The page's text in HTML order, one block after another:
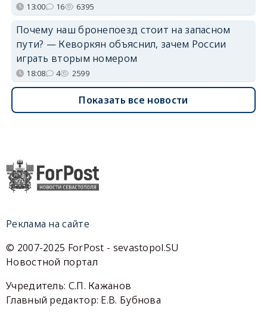
13:00 16 6395
Почему наш бронепоезд стоит на запасном
пути? — Кеворкян объяснил, зачем России
играть вторым номером
18:08 4 2599
Показать все новости
Реклама на сайте
© 2007-2025 ForPost - sevastopol.SU
Новостной портал
Учредитель: С.П. Кажанов
Главный редактор: Е.В. Бубнова